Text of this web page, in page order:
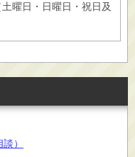
曜日・日曜日・祝日及
）